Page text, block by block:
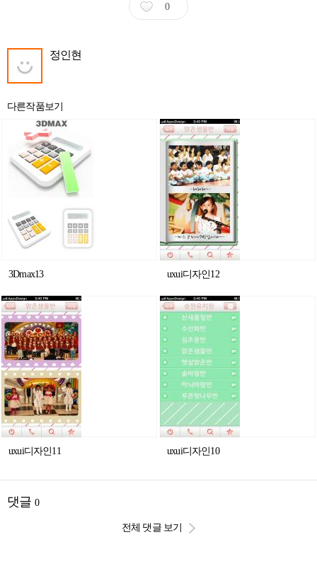
0
정인현
다른작품보기
3Dmax13 uxui디자인12
uxui디자인11 uxui디자인10
댓글 0
전체 댓글 보기